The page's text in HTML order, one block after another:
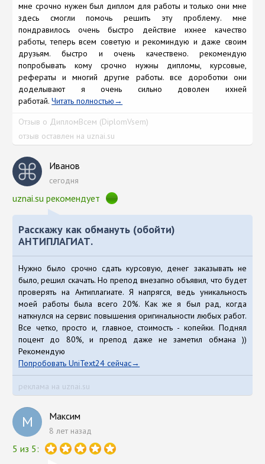
мне срочно нужен был диплом для работы и только они мне
здесь смогли помочь решить эту проблему. мне
пондравилось очень быстро действие ихнее качество
работы, теперь всем советую и рекоминдую и даже своим
друзьям. быстро и очень качествено. рекомендую
попробывать кому срочно нужны дипломы, курсовые,
рефераты и многий другие работы. все дороботки они
доделывают я очень сильно доволен ихней
работай.Читать полностью
Отзыв о ДипломВсем (DiplomVsem)
отзыв оставлен на uznai.su
Иванов
сегодня
uznai.su рекомендует
Расскажу как обмануть (обойти)
АНТИПЛАГИАТ.
Нужно было срочно сдать курсовую, денег заказывать не
было, решил скачать. Но препод внезапно объявил, что будет
проверять на Антиплагиате. Я напрягся, ведь уникальность
моей работы была всего 20%. Как же я был рад, когда
наткнулся на сервис повышения оригинальности любых работ.
Все четко, просто и, главное, стоимость - копейки. Поднял
поцент до 80%, и препод даже не заметил обмана ))
Рекомендую
Попробовать UniText24 сейчас
реклама на uznai.su
М Максим
8 лет назад
5 из 5: